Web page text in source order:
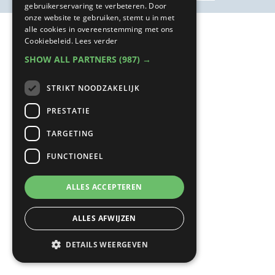
gebruikerservaring te verbeteren. Door
onze website te gebruiken, stemt u in met
alle cookies in overeenstemming met ons
Cookiebeleid. Lees verder
SHOW ALL PARTNERS (987) →
STRIKT NOODZAKELIJK
PRESTATIE
TARGETING
FUNCTIONEEL
ALLES ACCEPTEREN
ALLES AFWIJZEN
DETAILS WEERGEVEN